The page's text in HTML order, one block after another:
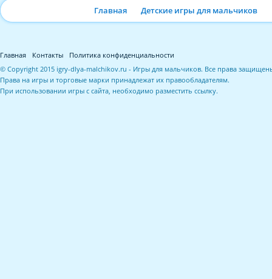
Главная Детские игры для мальчиков
Главная Контакты
Политика конфиденциальности
© Copyright 2015 igry-dlya-malchikov.ru - Игры для мальчиков. Все права
Права на игры и торговые марки принадлежат их правообладателям.
При использовании игры с сайта, необходимо разместить ссылку.